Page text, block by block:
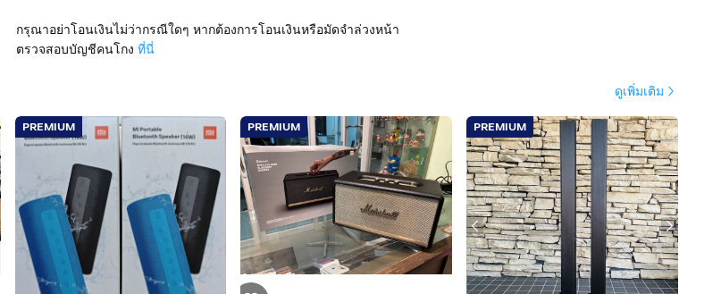
กรุณาอย่าโอนเงินไม่ว่ากรณีใดๆ หากต้องการโอนเงินหรือมัดจำล่วงหน้า
ตรวจสอบบัญชีคนโกง ที่นี่
ดูเพิ่มเติม
PREMIUM PREMIUM PREMIUM